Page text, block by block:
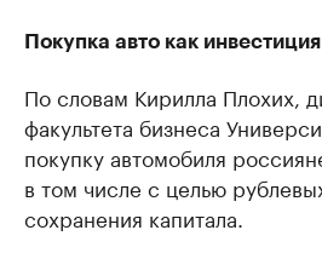
Покупка авто как инвестиция
По словам Кирилла Плохих,
факультета бизнеса
покупку автомобиля
в том числе с целью
сохранения капитала.